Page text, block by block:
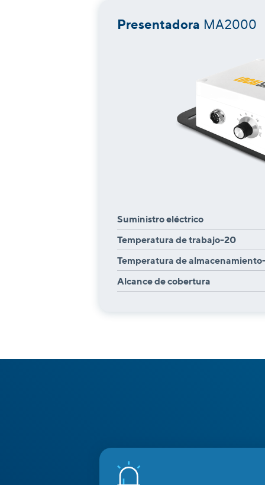
Presentadora MA2000
Suministro eléctrico
Temperatura de trabajo-20
Temperatura de
Alcance de cobertura